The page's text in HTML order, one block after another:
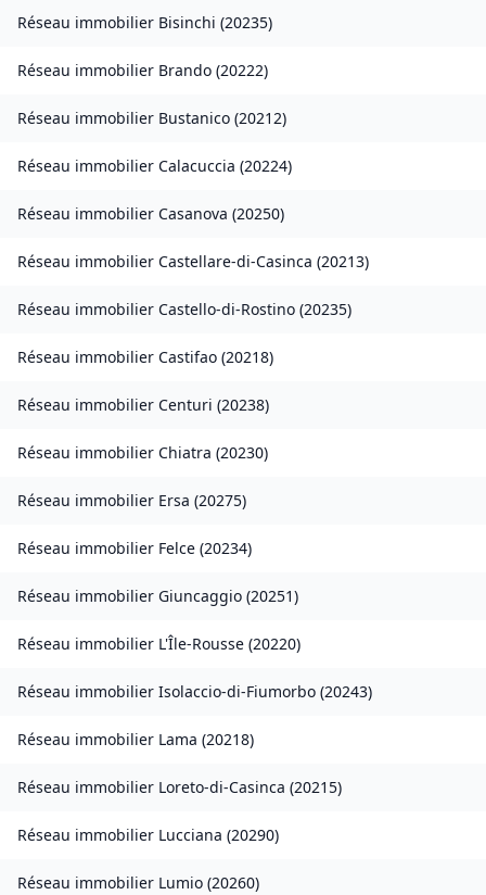
Réseau immobilier Bisinchi (20235)
Réseau immobilier Brando (20222)
Réseau immobilier Bustanico (20212)
Réseau immobilier Calacuccia (20224)
Réseau immobilier Casanova (20250)
Réseau immobilier Castellare-di-Casinca (20213)
Réseau immobilier Castello-di-Rostino (20235)
Réseau immobilier Castifao (20218)
Réseau immobilier Centuri (20238)
Réseau immobilier Chiatra (20230)
Réseau immobilier Ersa (20275)
Réseau immobilier Felce (20234)
Réseau immobilier Giuncaggio (20251)
Réseau immobilier L'Île-Rousse (20220)
Réseau immobilier Isolaccio-di-Fiumorbo (20243)
Réseau immobilier Lama (20218)
Réseau immobilier Loreto-di-Casinca (20215)
Réseau immobilier Lucciana (20290)
Réseau immobilier Lumio (20260)